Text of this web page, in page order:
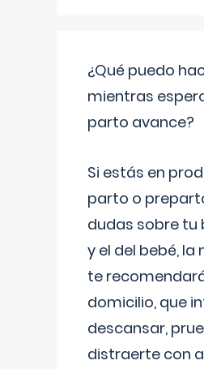
¿Qué puedo
mientras
parto avance?
Si estás en
parto o
dudas sobre tu
y el del bebé,
te
domicilio, que
descansar,
distraerte con